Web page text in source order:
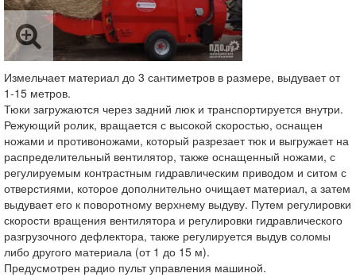
Измельчает материал до 3 сантиметров в размере, выдувает от
1-15 метров.
Тюки загружаются через задний люк и транспортируется внутри.
Режующий ролик, вращается с высокой скоростью, оснащен
ножами и противоножами, который разрезает тюк и выгружает на
распределительный вентилятор, также оснащенный ножами, с
регулируемым контрастным гидравлическим приводом и ситом с
отверстиями, которое дополнительно очищает материал, а затем
выдувает его к поворотному верхнему выдуву. Путем регулировки
скорости вращения вентилятора и регулировки гидравлического
разгрузочного дефлектора, также регулируется выдув соломы
либо другого материала (от 1 до 15 м).
Предусмотрен радио пульт управления машиной.